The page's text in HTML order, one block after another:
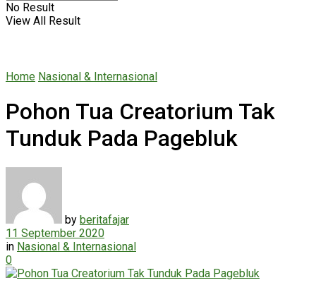
No Result
View All Result
Home Nasional & Internasional
Pohon Tua Creatorium Tak
Tunduk Pada Pagebluk
by beritafajar
11 September 2020
in Nasional & Internasional
0